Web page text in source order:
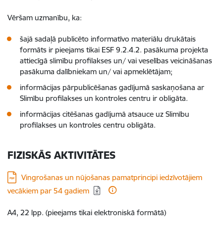
Vēršam uzmanību, ka:
šajā sadaļā publicēto informatīvo materiālu drukātais
formāts ir pieejams tikai ESF 9.2.4.2. pasākuma projekta
attiecīgā slimību profilakses un/ vai veselības veicināšanas
pasākuma dalībniekam un/ vai apmeklētājam;
informācijas pārpublicēšanas gadījumā saskaņošana ar
Slimību profilakses un kontroles centru ir obligāta.
informācijas citēšanas gadījumā atsauce uz Slimību
profilakses un kontroles centru obligāta.
FIZISKĀS AKTIVITĀTES
Lejupielādēt:
Vingrošanas un nūjošanas pamatprincipi iedzīvotājiem
vecākiem par 54 gadiem
A4, 22 lpp. (pieejams tikai elektroniskā formātā)